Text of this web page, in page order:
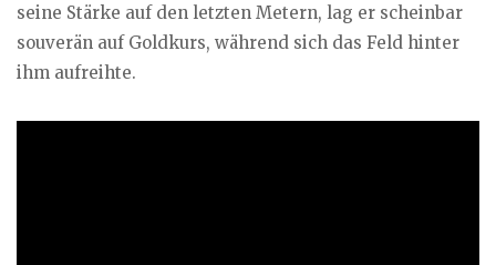
seine Stärke auf den letzten Metern, lag er scheinbar
souverän auf Goldkurs, während sich das Feld hinter
ihm aufreihte.